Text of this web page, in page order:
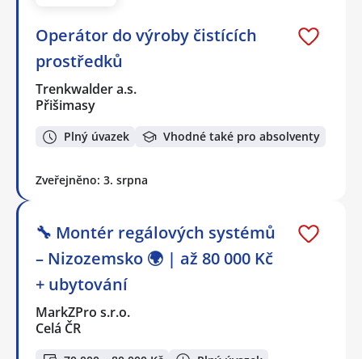
Operátor do výroby čistících
prostředků
Trenkwalder a.s.
Přišimasy
Plný úvazek Vhodné také pro absolventy
Zveřejněno: 3. srpna
🔧 Montér regálových systémů
– Nizozemsko 🌍 | až 80 000 Kč
+ ubytování
MarkZPro s.r.o.
Celá ČR